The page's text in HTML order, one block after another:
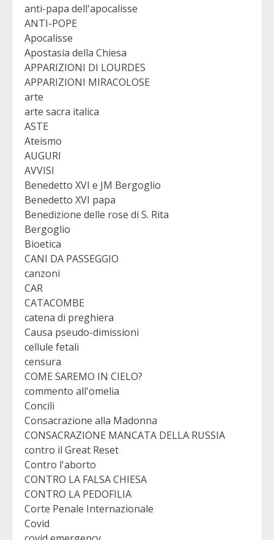
anti-papa dell'apocalisse
ANTI-POPE
Apocalisse
Apostasia della Chiesa
APPARIZIONI DI LOURDES
APPARIZIONI MIRACOLOSE
arte
arte sacra italica
ASTE
Ateismo
AUGURI
AVVISI
Benedetto XVI e JM Bergoglio
Benedetto XVI papa
Benedizione delle rose di S. Rita
Bergoglio
Bioetica
CANI DA PASSEGGIO
canzoni
CAR
CATACOMBE
catena di preghiera
Causa pseudo-dimissioni
cellule fetali
censura
COME SAREMO IN CIELO?
commento all'omelia
Concili
Consacrazione alla Madonna
CONSACRAZIONE MANCATA DELLA RUSSIA
contro il Great Reset
Contro l'aborto
CONTRO LA FALSA CHIESA
CONTRO LA PEDOFILIA
Corte Penale Internazionale
Covid